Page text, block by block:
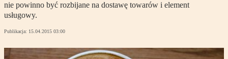
nie powinno być rozbijane na dostawę towarów i element
usługowy.
Publikacja: 15.04.2015 03:00